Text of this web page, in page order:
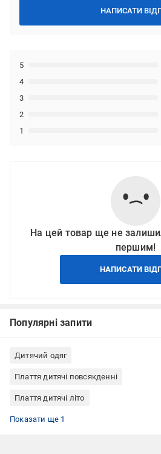
НАПИСАТИ
1
2
3
4
5
На цей товар ще не
першим!
НАПИСАТИ
Популярні запити
Дитячий одяг
Плаття дитячі повсякденні
Плаття дитячі літо
Показати ще 1